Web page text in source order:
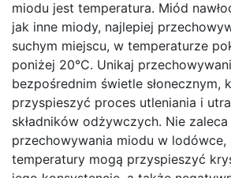
miodu jest temperatura. Miód
jak inne miody, najlepiej
suchym miejscu, w temperaturze
poniżej 20°C. Unikaj
bezpośrednim świetle słonecznym,
przyspieszyć proces utleniania i
składników odżywczych. Nie
przechowywania miodu w lodówce,
temperatury mogą przyspieszyć